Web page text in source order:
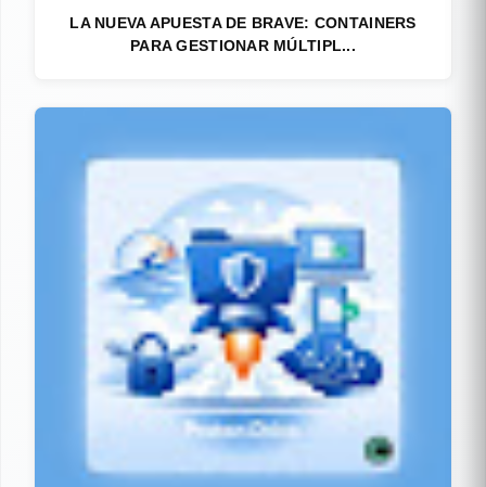
LA NUEVA APUESTA DE BRAVE: CONTAINERS
PARA GESTIONAR MÚLTIPL...